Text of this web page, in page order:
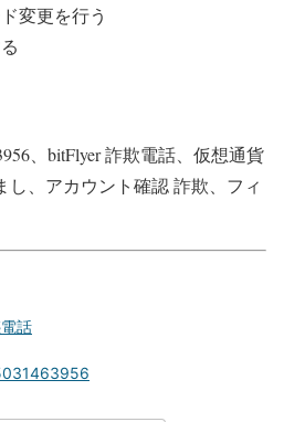
変更を行う
、bitFlyer 詐欺電話、仮想通貨
し、アカウント確認 詐欺、フィ
話